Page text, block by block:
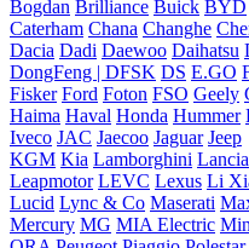
Bogdan Brilliance Buick BYD
Caterham Chana Changhe
Dacia Dadi Daewoo Daihatsu
DongFeng | DFSK DS E.GO
Fisker Ford Foton FSO Geely
Haima Haval Honda Hummer
Iveco JAC Jaecoo Jaguar Jeep
KGM Kia Lamborghini Lancia
Leapmotor LEVC Lexus Li
Lucid Lync & Co Maserati
Mercury MG MIA Electric